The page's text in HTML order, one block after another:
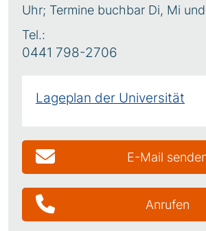
Uhr; Termine buchbar Di, Mi
Tel.:
0441 798-2706
Lageplan der Universität
E-Mail
Anrufen